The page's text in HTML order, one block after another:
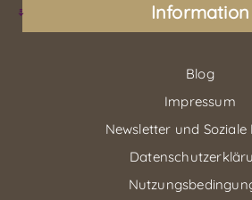
Information
Blog
Impressum
Newsletter und Soziale